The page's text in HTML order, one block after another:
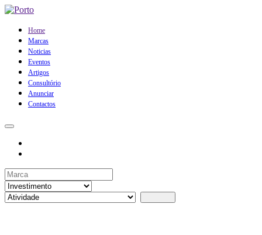
Home
Marcas
Noticias
Eventos
Artigos
Consultório
Anunciar
Contactos